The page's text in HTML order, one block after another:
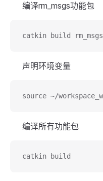
编译rm_msgs功能包
catkin build rm_msgs
声明环境变量
source ~/
编译所有功能包
catkin build